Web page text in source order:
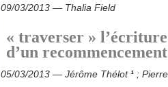
09/03/2013 — Thalia Field
« traverser »
d’un
05/03/2013 — Jérôme Thélot¹ ;